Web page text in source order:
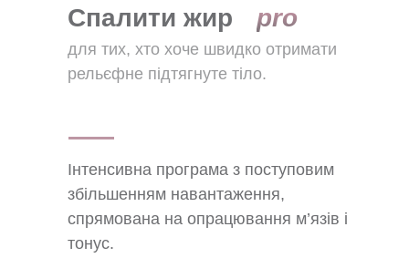
Спалити жир
Інтенсивна програма з поступовим
збільшенням навантаження,
спрямована на опрацювання м’язів і
тонус.
для тих, хто хоче швидко отримати
рельєфне підтягнуте тіло.
pro